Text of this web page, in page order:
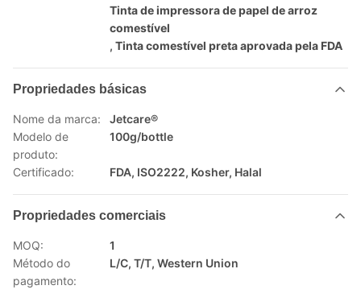
Tinta de impressora de papel de arroz
comestível
, Tinta comestível preta aprovada pela FDA
Propriedades básicas
Nome da marca:
Jetcare®
Modelo de
produto:
100g/bottle
Certificado: FDA, ISO2222, Kosher, Halal
Propriedades comerciais
MOQ:
1
Método do
pagamento:
L/C, T/T, Western Union